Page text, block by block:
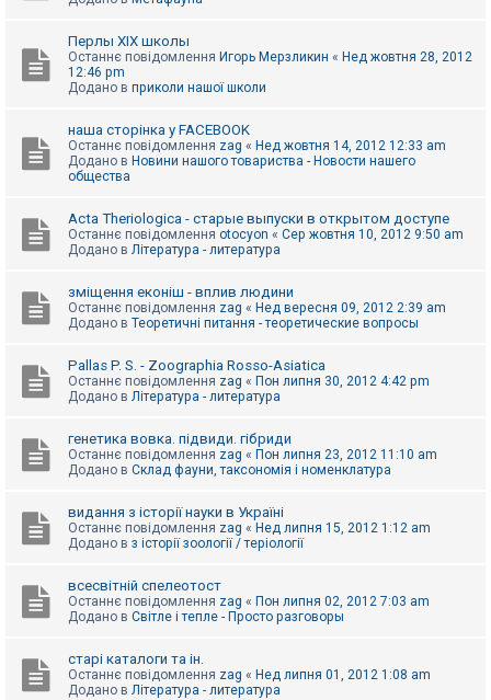
Перлы ХІХ школы
Останнє повідомлення Игорь Мерзликин « Нед жовтня 28, 2012
12:46 pm
Додано в приколи нашої школи
наша сторінка у FACEBOOK
Останнє повідомлення zag « Нед жовтня 14, 2012 12:33 am
Додано в Новини нашого товариства - Новости нашего
общества
Acta Theriologica - старые выпуски в открытом доступе
Останнє повідомлення otocyon « Сер жовтня 10, 2012 9:50 am
Додано в Література - литература
зміщення еконіш - вплив людини
Останнє повідомлення zag « Нед вересня 09, 2012 2:39 am
Додано в Теоретичні питання - теоретические вопросы
Pallas P. S. - Zoographia Rosso-Asiatica
Останнє повідомлення zag « Пон липня 30, 2012 4:42 pm
Додано в Література - литература
генетика вовка. підвиди. гібриди
Останнє повідомлення zag « Пон липня 23, 2012 11:10 am
Додано в Склад фауни, таксономія і номенклатура
видання з історії науки в Україні
Останнє повідомлення zag « Нед липня 15, 2012 1:12 am
Додано в з історії зоології / теріології
всесвітній спелеотост
Останнє повідомлення zag « Пон липня 02, 2012 7:03 am
Додано в Світле і тепле - Просто разговоры
старі каталоги та ін.
Останнє повідомлення zag « Нед липня 01, 2012 1:08 am
Додано в Література - литература